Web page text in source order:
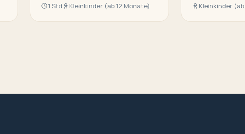
1 Std Kleinkinder (ab 12 Monate)
Kleinkinder